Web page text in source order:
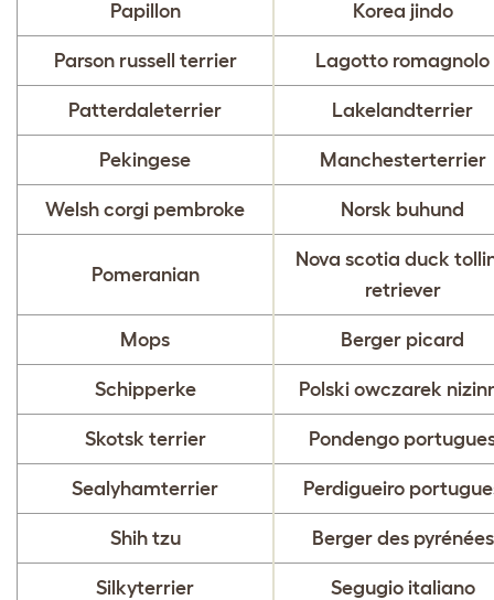
Papillon Korea jindo
Parson russell terrier Lagotto romagnolo
Patterdaleterrier Lakelandterrier
Pekingese Manchesterterrier
Welsh corgi pembroke Norsk buhund
Pomeranian
Nova scotia duck
retriever
Mops Berger picard
Schipperke Polski owczarek
Skotsk terrier Pondengo
Sealyhamterrier Perdigueiro
Shih tzu Berger des pyrénées
Silkyterrier Segugio italiano